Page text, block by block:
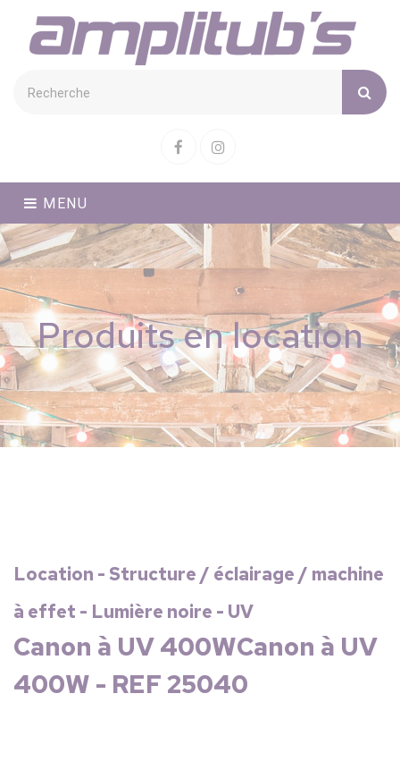
FacebookInstagram
MENU
Produits en location
Location - Structure / éclairage / machine
à effet - Lumière noire - UV
Canon à UV 400WCanon à UV
400W - REF 25040
Cookies management panel